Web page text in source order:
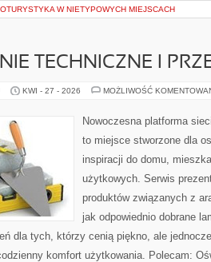
W NIETYPOWYCH MIEJSCACH
TECHNICZNE I
KWI - 27 - 2026 MOŻLIWOŚĆ
Nowoczesna platforma
to miejsce stworzone dla
inspiracji do domu,
użytkowych. Serwis
produktów związanych z
jak odpowiednio dobrane
dla tych, którzy cenią piękno, ale
komfort użytkowania. Polecam: